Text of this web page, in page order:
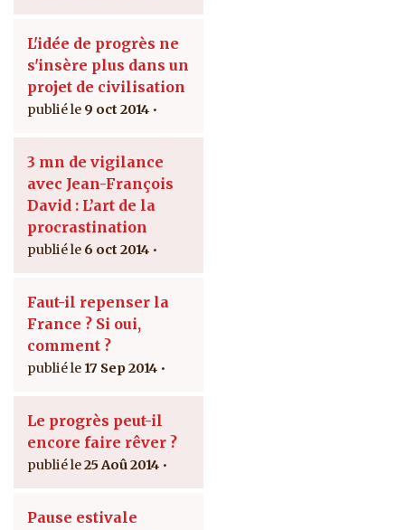
L'idée de progrès ne
s'insère plus dans un
projet de civilisation
9 oct 2014
3 mn de vigilance
avec Jean-François
David : L’art de la
procrastination
6 oct 2014
Faut-il repenser la
France ? Si oui,
comment ?
17 Sep 2014
Le progrès peut-il
encore faire rêver ?
25 Aoû 2014
Pause estivale